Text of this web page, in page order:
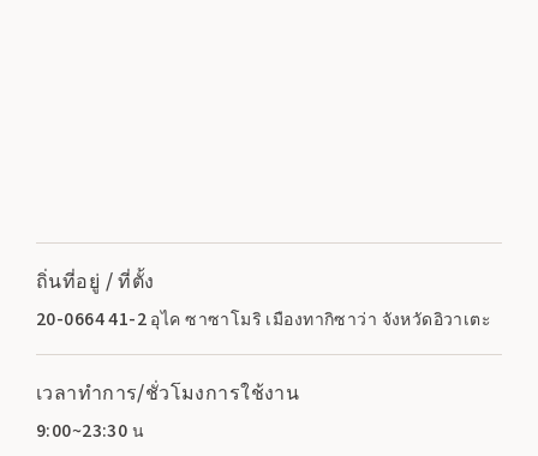
ถิ่นที่อยู่ / ที่ตั้ง
20-0664 41-2 อุไค ซาซาโมริ เมืองทากิซาว่า จังหวัดอิวาเตะ
เวลาทำการ/ชั่วโมงการใช้งาน
9:00~23:30 น